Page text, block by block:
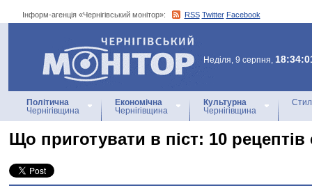
Інформ-агенція «Чернігівський монітор»: RSS Twitter Facebook
Інформ-агенція
«Чернігівський монітор»
Неділя, 9 серпня,
Політична
Чернігівщина
Економічна
Чернігівщина
Культурна
Чернігівщина
Що приготувати в піст: 10 рецептів